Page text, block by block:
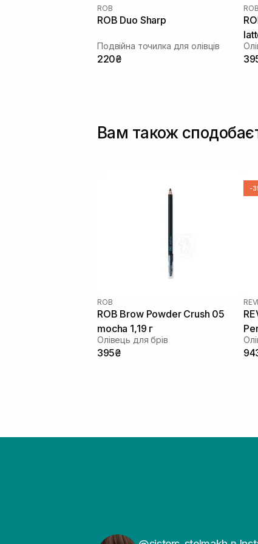
ROB
ROB Duo Sharp
Подвійна точилка для олівців
220₴
ROB
Вам також
ROB
ROB Brow Powder Crush 05
mocha 1,19 г
Олівець для брів
395₴
-